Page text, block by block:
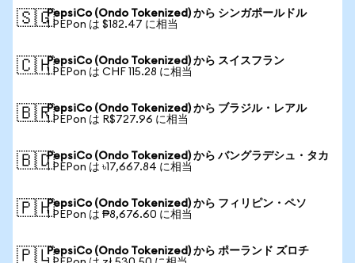
🇸🇬PepsiCo (Ondo Tokenized) から シンガポールドル
1 PEPon は $182.47 に相当
🇨🇭PepsiCo (Ondo Tokenized) から スイスフラン
1 PEPon は CHF 115.28 に相当
🇧🇷PepsiCo (Ondo Tokenized) から ブラジル・レアル
1 PEPon は R$727.96 に相当
🇧🇩PepsiCo (Ondo Tokenized) から バングラデシュ・タカ
1 PEPon は ৳17,667.84 に相当
🇵🇭PepsiCo (Ondo Tokenized) から フィリピン・ペソ
1 PEPon は ₱8,676.60 に相当
🇵🇱PepsiCo (Ondo Tokenized) から ポーランド ズロチ